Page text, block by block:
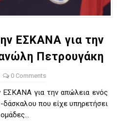
ΜΠΑΣΚΕΤ : 39Η ΕΠΕΤΕΙΟΣ ΑΠΟ
κυπέλλου ανδρών ΕΣΚΑΝΑ
τον Πανελευσινιακό στον
καρύδι η Φιλία Περάματος
f4 ΑΕ Ρέντη, Πέρα , Ερμής
ΕΣΚΑΝΑ για την
Πετρουγάκη
0 Comments
ΕΣΚΑΝΑ για την απώλεια ενός
που είχε υπηρετήσει